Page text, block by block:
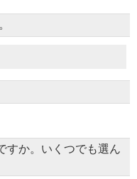
すか。いくつでも選ん